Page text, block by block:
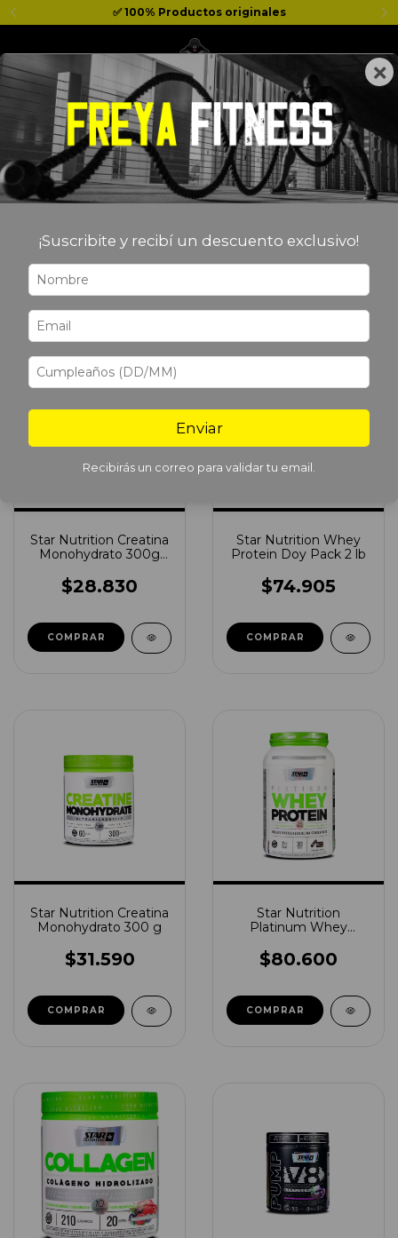
✅ 100% Productos originales
0
Inicio > MARCAS > STAR NUTRITION
STAR NUTRITION
Star Nutrition Creatina
Monohydrato 300g
$28.830
COMPRAR
Star Nutrition Whey
Protein Doy Pack 2 lb
$74.905
COMPRAR
Star Nutrition Creatina
Monohydrato 300 g
$31.590
Star Nutrition
Platinum Whey
$80.600
COMPRAR
×
¡Suscribite y recibí un descuento exclusivo!
Enviar
Recibirás un correo para validar tu email.